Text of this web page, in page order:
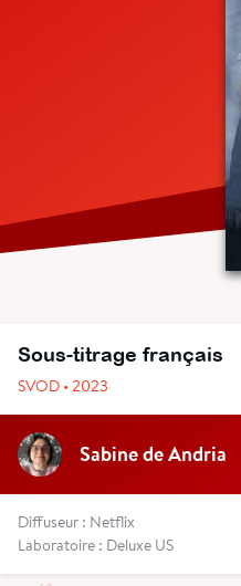
Sous-titrage français
SVOD • 2023
Sabine de Andria
Diffuseur : Netflix
Laboratoire : Deluxe US